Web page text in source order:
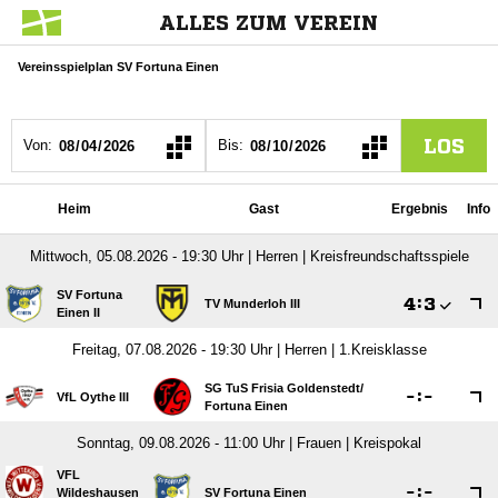
ALLES ZUM VEREIN
Vereinsspielplan SV Fortuna Einen
Von: Bis: LOS
Heim Gast Ergebnis Info
Mittwoch, 05.08.2026 - 19:30 Uhr | Herren | Kreisfreundschaftsspiele
SV Fortuna
Einen II
TV Munderloh III :
Freitag, 07.08.2026 - 19:30 Uhr | Herren | 1.Kreisklasse
VfL Oythe III
SG TuS Frisia Goldenstedt/​
Fortuna Einen
:
Sonntag, 09.08.2026 - 11:00 Uhr | Frauen | Kreispokal
VFL
Wildeshausen
SV Fortuna Einen :